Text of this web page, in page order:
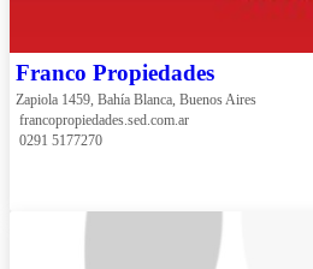
Franco Propiedades
Zapiola 1459, Bahía Blanca, Buenos Aires
francopropiedades.sed.com.ar
0291 5177270